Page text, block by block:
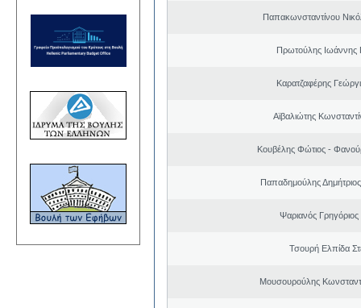
Παπακωνσταντίνου
Πρωτούλης Ιωάννης
Καρατζαφέρης
Αϊβαλιώτης
Κουβέλης Φώτιος -
Παπαδημούλης
Ψαριανός
Τσουρή Ελπίδα
Μουσουρούλης